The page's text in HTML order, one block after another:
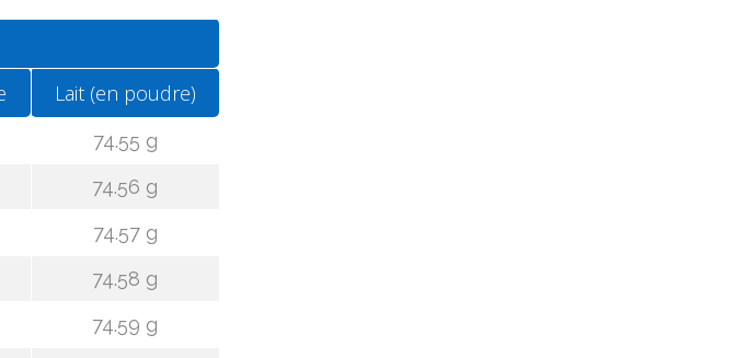
Lait (en poudre)
74.55 g
74.56 g
74.57 g
74.58 g
74.59 g